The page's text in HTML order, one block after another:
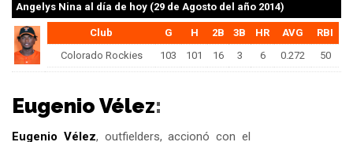
Angelys Nina al día de hoy (29 de Agosto del año 2014)
Club G H 2B 3B HR AVG
RBI
Colorado Rockies
103 101 16 3 6 0.272 50
Eugenio Vélez:
Eugenio Vélez, outfielders, accionó con el